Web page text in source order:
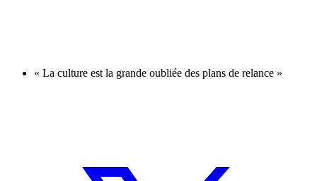
« La culture est la grande oubliée des plans de relance »